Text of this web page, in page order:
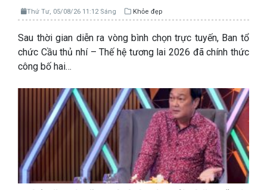
Thứ Tư, 05/08/26 11:12 Sáng Khỏe đẹp
Sau thời gian diễn ra vòng bình chọn trực tuyến, Ban tổ
chức Cầu thủ nhí – Thế hệ tương lai 2026 đã chính thức
công bố hai…